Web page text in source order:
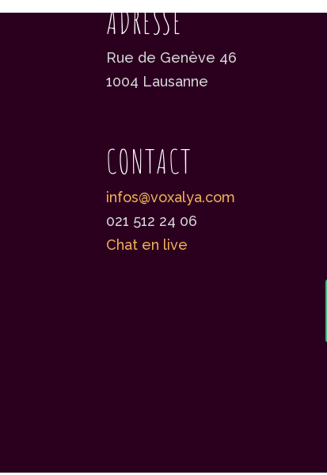
ADRESSE
Rue de Genève 46
1004 Lausanne
CONTACT
infos@voxalya.com
021 512 24 06
Chat en live